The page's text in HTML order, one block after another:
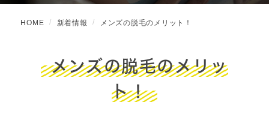
HOME 新着情報 メンズの脱毛のメリット！
メンズの脱毛のメリッ
ト！